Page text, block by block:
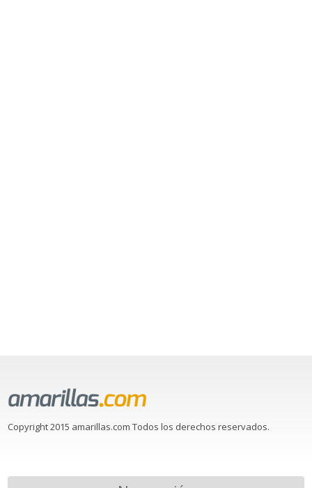
Copyright 2015 amarillas.com Todos los derechos reservados.